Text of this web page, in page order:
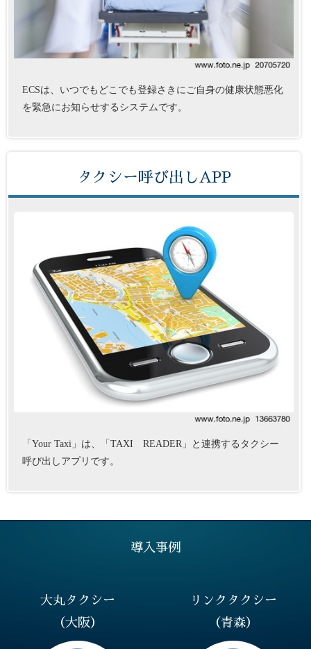
ECSは、いつでもどこでも登録さきにご自身の健康状態悪化
を緊急にお知らせするシステムです。
タクシー呼び出しAPP
「Your Taxi」は、「TAXI READER」と連携するタクシー
呼び出しアプリです。
導入事例
大丸タクシー
（大阪）
リンクタクシー
（青森）